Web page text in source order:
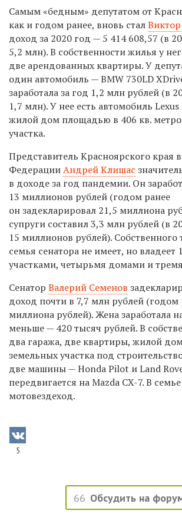
Самым «бедным» депутатом от
как и годом ранее, вновь стал
доход за 2020 год — 5 414 608,57 (в
5,2 млн). В собственности жилья у
две арендованных квартиры. У
один автомобиль — BMW 730LD
заработала за год 1,2 млн рублей (в
1,7 млн). У нее есть автомобиль Lexus
жилой дом площадью в 406 кв.
участка.
Представитель Красноярского края
ФедерацииАндрей Клишас
в доходе за год пандемии. Он
13 миллионов рублей (годом ранее
он задекларировал 21,5 миллиона
супруги составил 3,3 млн рублей (в
15 миллионов рублей). Собственного
семья сенатора не имеет, но
участками, четырьмя домами и
Сенатор Валерий Семенов
доход почти в 7,7 млн рублей (годом
миллиона рублей). Жена заработала
меньше — 420 тысяч рублей. В
два гаража, две квартиры, жилой
земельных участка под
две машины — Honda Pilot и Land
передвигается на Mazda CX-7. В
мотовездеход.
5
66 Обсудить на